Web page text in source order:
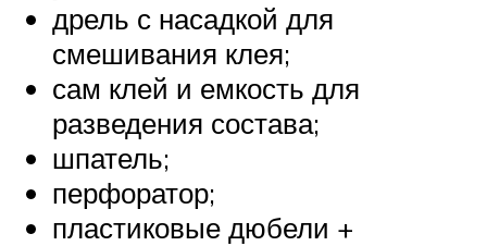
дрель с насадкой для
смешивания клея;
сам клей и емкость для
разведения состава;
шпатель;
перфоратор;
пластиковые дюбели +